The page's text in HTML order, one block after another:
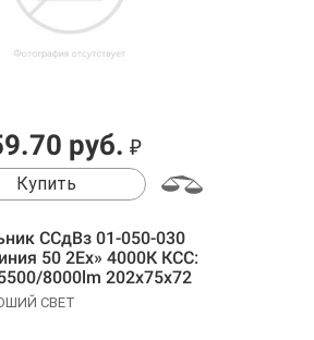
руб. ₽
Купить
ССдВз 01-050-030
50 2Ех» 4000К КСС:
8000lm 202х75х72
СВЕТ